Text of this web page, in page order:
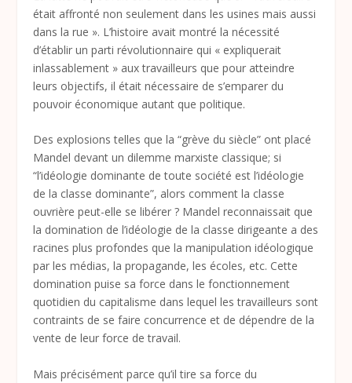
était affronté non seulement dans les usines mais aussi
dans la rue ». L’histoire avait montré la nécessité
d’établir un parti révolutionnaire qui « expliquerait
inlassablement » aux travailleurs que pour atteindre
leurs objectifs, il était nécessaire de s’emparer du
pouvoir économique autant que politique.
Des explosions telles que la “grève du siècle” ont placé
Mandel devant un dilemme marxiste classique; si
“l’idéologie dominante de toute société est l’idéologie
de la classe dominante”, alors comment la classe
ouvrière peut-elle se libérer ? Mandel reconnaissait que
la domination de l’idéologie de la classe dirigeante a des
racines plus profondes que la manipulation idéologique
par les médias, la propagande, les écoles, etc. Cette
domination puise sa force dans le fonctionnement
quotidien du capitalisme dans lequel les travailleurs sont
contraints de se faire concurrence et de dépendre de la
vente de leur force de travail.
Mais précisément parce qu’il tire sa force du